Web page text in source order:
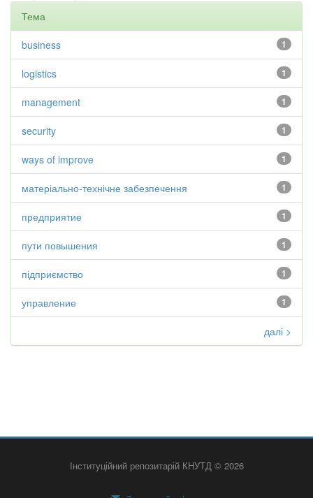
Тема
1
business
1
logistics
1
management
1
security
1
ways of improve
1
матеріально-технічне забезпечення
1
предприятие
1
пути повышения
1
підприємство
1
управление
далі >
Інституційний репозитарій КНУТД © 2026